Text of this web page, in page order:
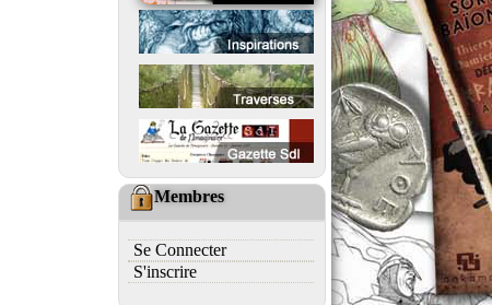
Membres
Se Connecter
S'inscrire